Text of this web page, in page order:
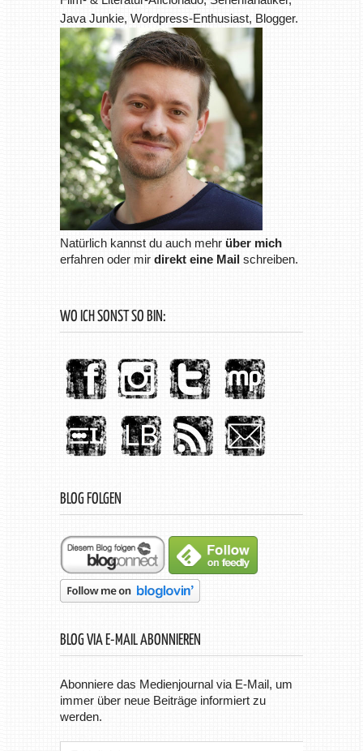
Java Junkie, Wordpress-Enthusiast, Blogger.
Natürlich kannst du auch mehr über mich
erfahren oder mir direkt eine Mailschreiben.
WO ICH SONST SO BIN:
BLOG FOLGEN
BLOG VIA E-MAIL ABONNIEREN
Abonniere das Medienjournal via E-Mail, um
immer über neue Beiträge informiert zu
werden.